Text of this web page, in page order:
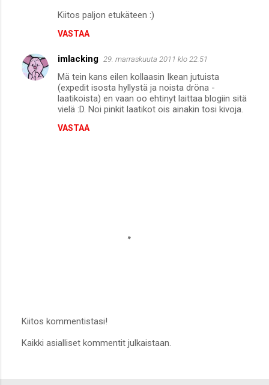
Kiitos paljon etukäteen :)
VASTAA
imlacking 29. marraskuuta 2011 klo 22.51
Mä tein kans eilen kollaasin Ikean jutuista
(expedit isosta hyllystä ja noista dröna -
laatikoista) en vaan oo ehtinyt laittaa blogiin sitä
vielä :D. Noi pinkit laatikot ois ainakin tosi kivoja.
VASTAA
ä
Kiitos kommentistasi!
Kaikki asialliset kommentit julkaistaan.